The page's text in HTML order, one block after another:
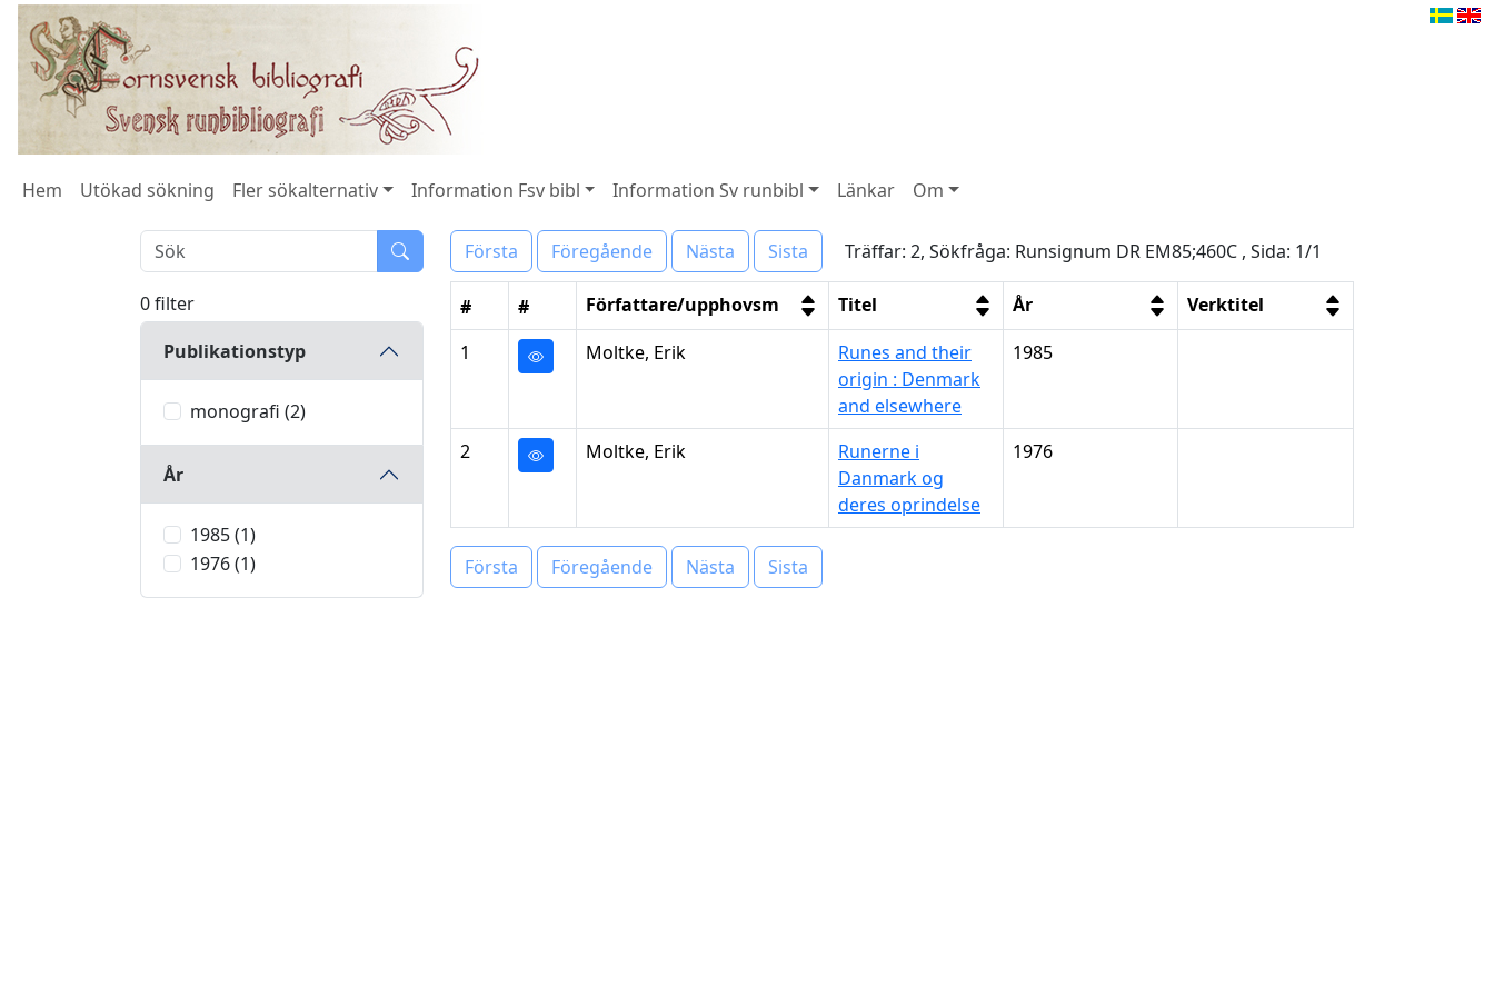
Hem Utökad sökning Fler sökalternativ Information Fsv bibl Information Sv runbibl Länkar Om
0 filter
Publikationstyp
monografi (2)
År
1985 (1)
1976 (1)
Första Föregående Nästa Sista Träffar: 2, Sökfråga: Runsignum DR EM85;460C , Sida: 1/1
# # Författare/upphovsm Titel År
Verktitel
1
Moltke, Erik
Runes and their
origin : Denmark
and elsewhere
1985
2 Moltke, Erik
Runerne i
Danmark og
deres oprindelse
1976
Första Föregående Nästa Sista